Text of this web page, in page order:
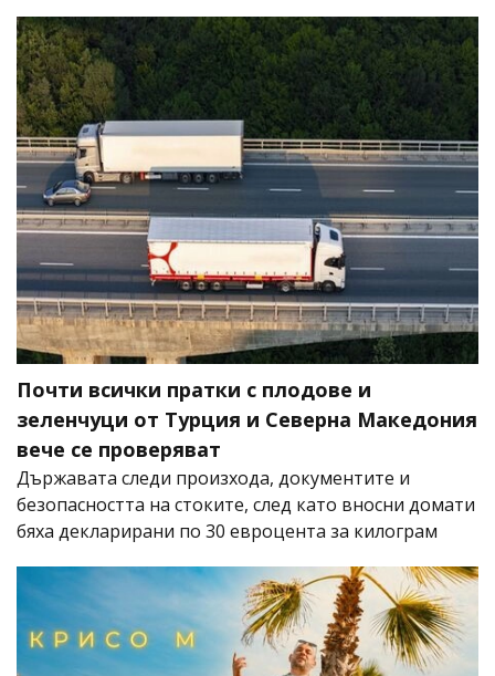
Почти всички пратки с плодове и
зеленчуци от Турция и Северна Македония
вече се проверяват
Държавата следи произхода, документите и
безопасността на стоките, след като вносни домати
бяха декларирани по 30 евроцента за килограм